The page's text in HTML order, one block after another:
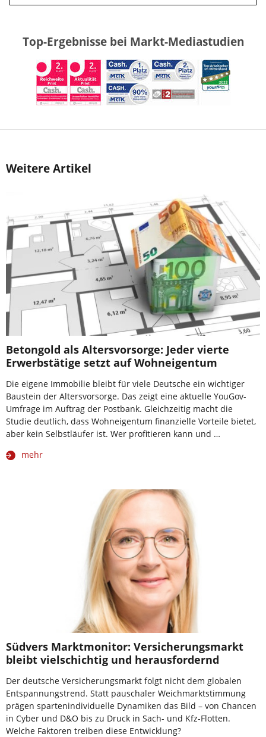
Top-Ergebnisse bei Markt-Mediastudien
Weitere Artikel
Betongold als Altersvorsorge: Jeder vierte
Erwerbstätige setzt auf Wohneigentum
Die eigene Immobilie bleibt für viele Deutsche ein wichtiger
Baustein der Altersvorsorge. Das zeigt eine aktuelle YouGov-
Umfrage im Auftrag der Postbank. Gleichzeitig macht die
Studie deutlich, dass Wohneigentum finanzielle Vorteile bietet,
aber kein Selbstläufer ist. Wer profitieren kann und …
mehr
Südvers Marktmonitor: Versicherungsmarkt
bleibt vielschichtig und herausfordernd
Der deutsche Versicherungsmarkt folgt nicht dem globalen
Entspannungstrend. Statt pauschaler Weichmarktstimmung
prägen spartenindividuelle Dynamiken das Bild – von Chancen
in Cyber und D&O bis zu Druck in Sach- und Kfz-Flotten.
Welche Faktoren treiben diese Entwicklung?